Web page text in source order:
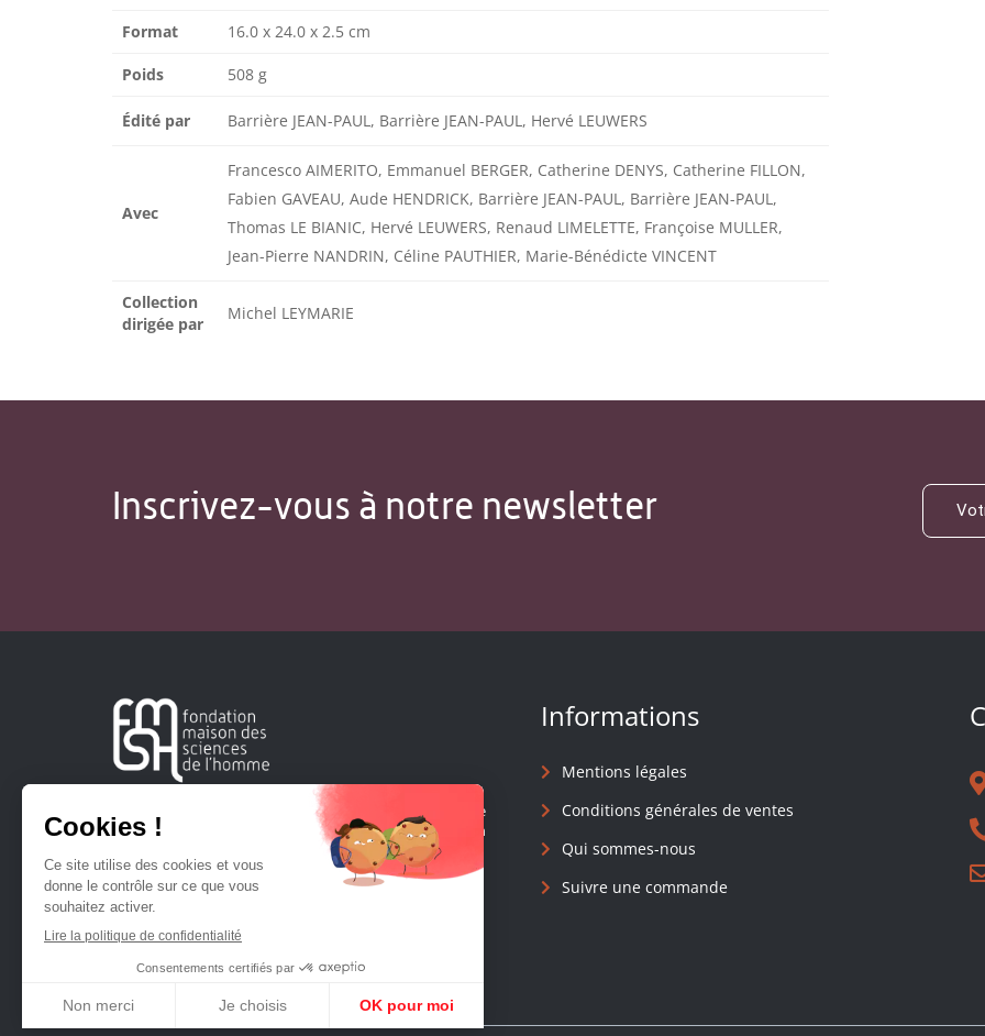
Format 16.0 x 24.0 x 2.5 cm
Poids 508 g
Édité par Barrière JEAN-PAUL, Barrière JEAN-PAUL, Hervé LEUWERS
Avec
Francesco AIMERITO, Emmanuel BERGER, Catherine DENYS, Catherine FILLON,
Fabien GAVEAU, Aude HENDRICK, Barrière JEAN-PAUL, Barrière JEAN-PAUL,
Thomas LE BIANIC, Hervé LEUWERS, Renaud LIMELETTE, Françoise MULLER,
Jean-Pierre NANDRIN, Céline PAUTHIER, Marie-Bénédicte VINCENT
Collection
dirigée par
Michel LEYMARIE
Inscrivez-vous à notre newsletter
Créée en 1963, la Fondation Maison Sciences de l'Homme
soutient la recherche et la diffusion des connaissances en
Informations
Mentions légales
Conditions générales de ventes
Qui sommes-nous
Suivre une commande